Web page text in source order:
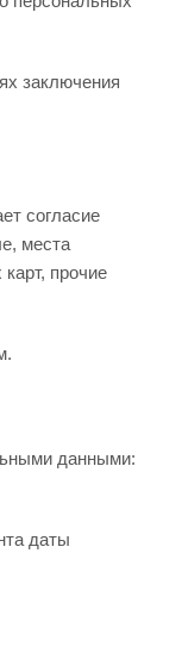
заключения
согласие
места
прочие
данными:
даты